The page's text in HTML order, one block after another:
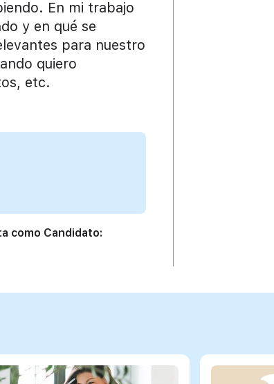
En mi trabajo
y en qué se
para nuestro
quiero
etc.
como Candidato: